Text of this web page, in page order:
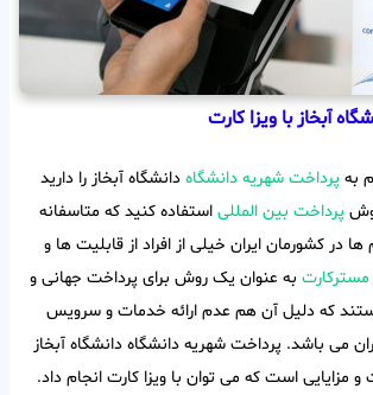
آبخاز با ویزا کارت
به پرداخت شهریه دانشگاه دانشگاه آبخاز را دارید
پرداخت بین المللی استفاده کنید که متاسفانه
در کشورمان ایران خیلی از افراد از قابلیت ها و
مسترکارت به عنوان یک روش برای پرداخت جهانی و
که دلیل آن هم عدم ارائه خدمات و سرویس
می باشد. پرداخت شهریه دانشگاه دانشگاه آبخاز
و مزایایی است که می توان با ویزا کارت انجام داد.